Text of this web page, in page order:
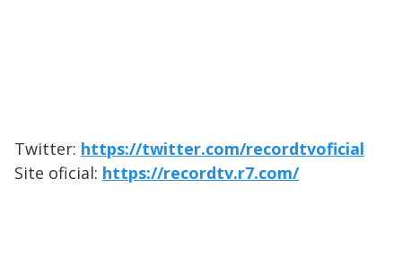
Twitter: https://twitter.com/recordtvoficial
Site oficial: https://recordtv.r7.com/